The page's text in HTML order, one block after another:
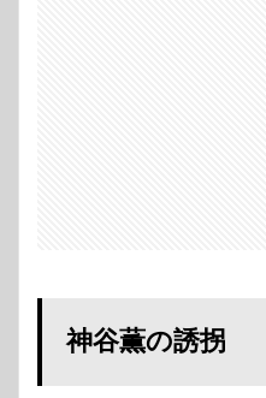
神谷薫の誘拐